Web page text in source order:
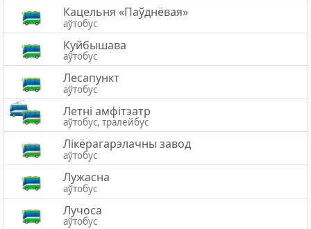
Кацельня «Паўднёвая»
аўтобус
Куйбышава
аўтобус
Лесапункт
аўтобус
Летні амфітэатр
аўтобус, тралейбус
Лікёрагарэлачны завод
аўтобус
Лужасна
аўтобус
Лучоса
аўтобус